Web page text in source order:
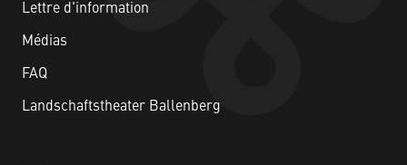
Lettre d'information
Médias
FAQ
Landschaftstheater Ballenberg